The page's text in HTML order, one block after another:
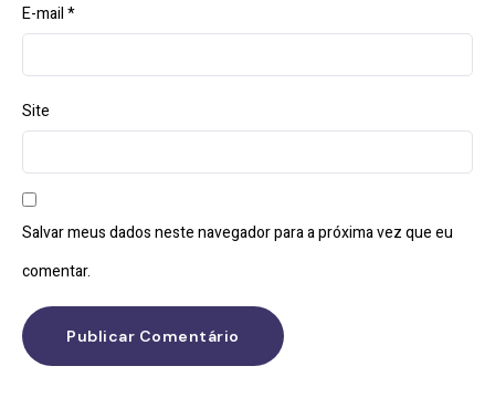
E-mail*
Site
Salvar meus dados neste navegador para a próxima vez que eu
comentar.